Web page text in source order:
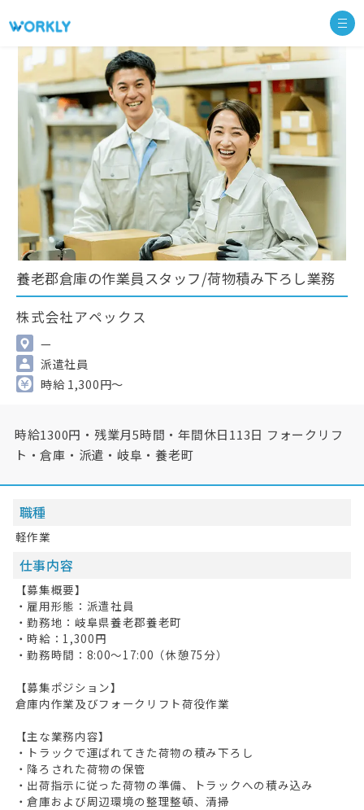
養老郡倉庫の作業員スタッフ/荷物積み下ろし業務
株式会社アペックス
—
派遣社員
時給 1,300円～
時給1300円・残業月5時間・年間休日113日 フォークリフ
ト・倉庫・派遣・岐阜・養老町
職種
軽作業
仕事内容
【募集概要】
・雇用形態：派遣社員
・勤務地：岐阜県養老郡養老町
・時給：1,300円
・勤務時間：8:00～17:00（休憩75分）
【募集ポジション】
倉庫内作業及びフォークリフト荷役作業
【主な業務内容】
・トラックで運ばれてきた荷物の積み下ろし
・降ろされた荷物の保管
・出荷指示に従った荷物の準備、トラックへの積み込み
・倉庫および周辺環境の整理整頓、清掃